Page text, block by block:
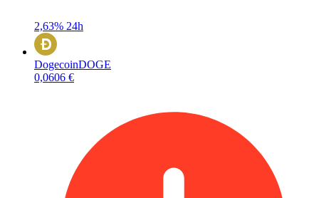
2,63% 24h
DogecoinDOGE
0,0606 €